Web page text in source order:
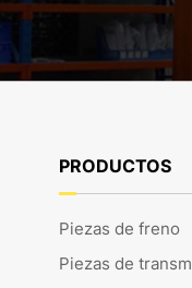
PRODUCTOS
Piezas de freno
Piezas de